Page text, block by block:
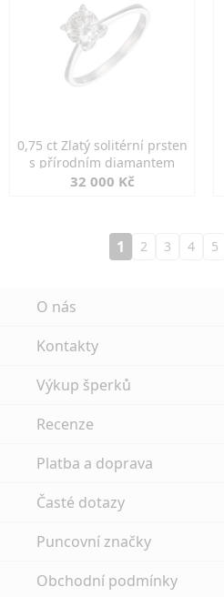
0,75 ct Zlatý solitérní prsten
s přírodním diamantem
32 000 Kč
1 2 3 4 5
O nás
Kontakty
Výkup šperků
Recenze
Platba a doprava
Časté dotazy
Puncovní značky
Obchodní podmínky